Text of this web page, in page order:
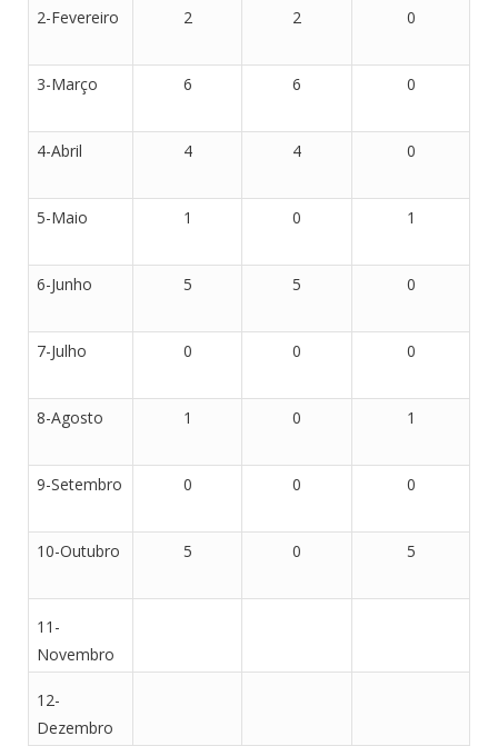
2-Fevereiro 2 2 0
3-Março 6 6 0
4-Abril 4 4 0
5-Maio 1 0 1
6-Junho 5 5 0
7-Julho 0 0 0
8-Agosto 1 0 1
9-Setembro 0 0 0
10-Outubro 5 0 5
11-
Novembro
12-
Dezembro